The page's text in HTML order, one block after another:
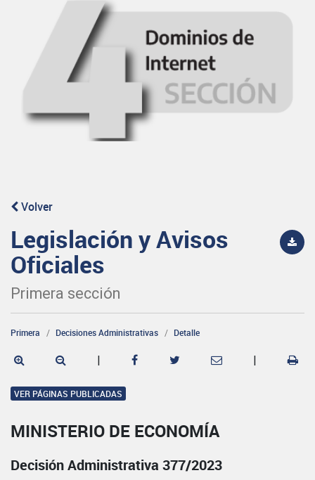
Volver
Legislación y Avisos
Oficiales
Primera sección
Primera Decisiones Administrativas Detalle
| |
VER PÁGINAS PUBLICADAS
MINISTERIO DE ECONOMÍA
Decisión Administrativa 377/2023